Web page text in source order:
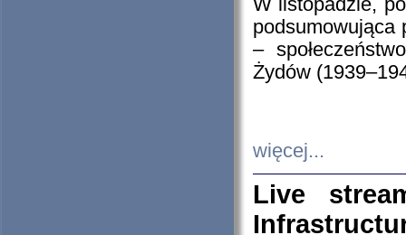
W listopadzie,
podsumowująca
–
Żydów
więcej...
Live